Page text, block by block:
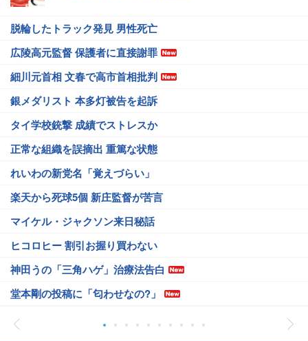
脱輪したトラック発見 男性死亡
広陵高元監督 保護者に直接謝罪
細川元首相 文春で高市首相批判
銀メダリスト 本多灯被告を起訴
タイ学校銃撃 成績でストレスか
正常な組織を誤摘出 重篤な状態
れいわの新党名「覚えづらい」
楽天から死球5個 新庄監督が苦言
マイケル・ジャクソン来日秘話
ヒコロヒー 割引お握り買わない
神田うの「三角ハゲ」治療法告白
堂本剛の投稿に「匂わせなの?」